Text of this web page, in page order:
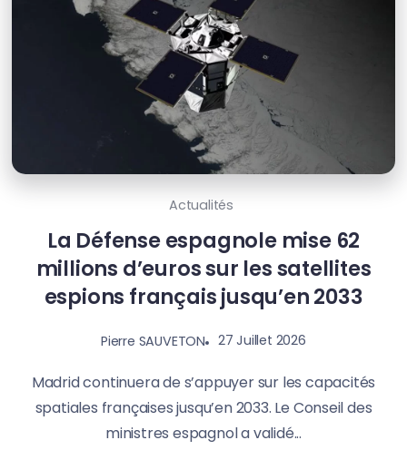
Actualités
La Défense espagnole mise 62
millions d’euros sur les satellites
espions français jusqu’en 2033
Pierre SAUVETON 27 Juillet 2026
Madrid continuera de s’appuyer sur les capacités
spatiales françaises jusqu’en 2033. Le Conseil des
ministres espagnol a validé...